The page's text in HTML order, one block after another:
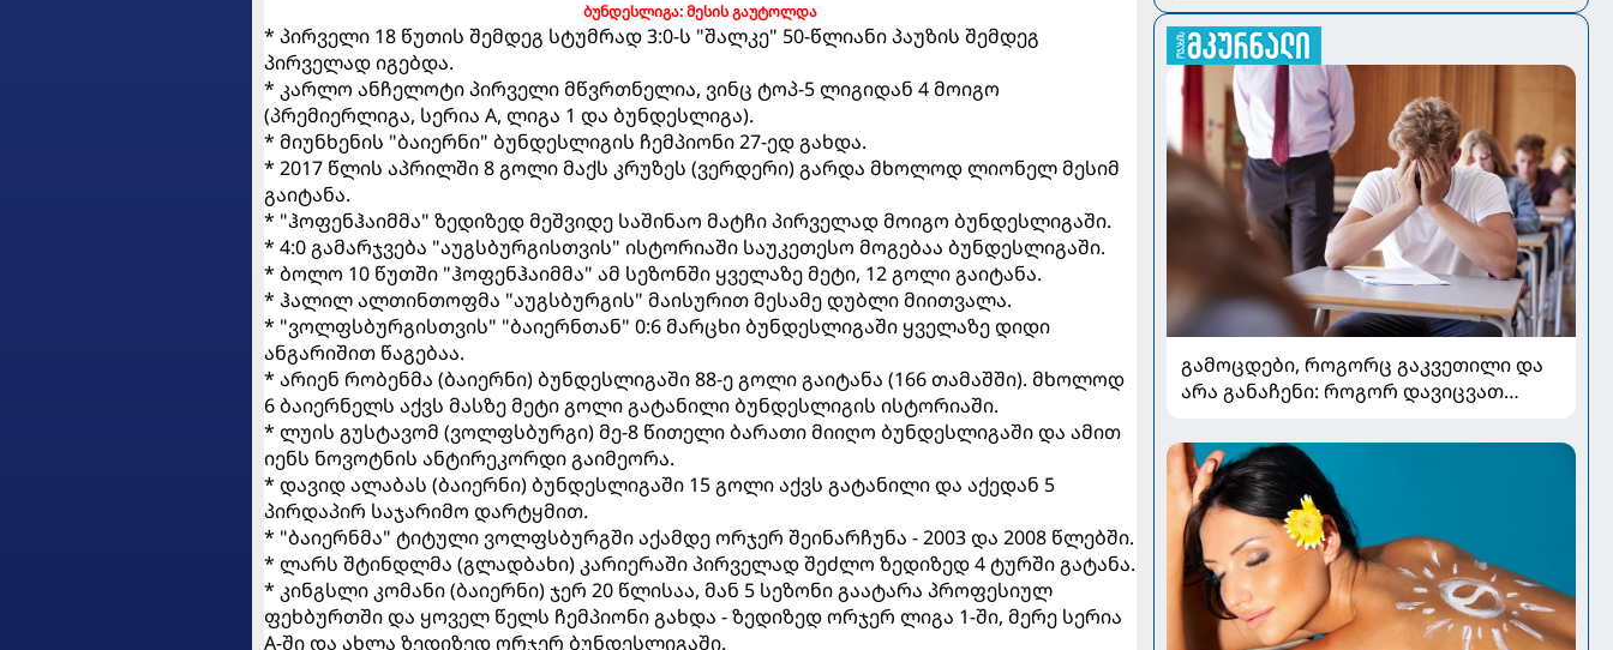
ბუნდესლიგა: მესის გაუტოლდა
* პირველი 18 წუთის შემდეგ სტუმრად 3:0-ს "შალკე" 50-წლიანი პაუზის შემდეგ
პირველად იგებდა.
* კარლო ანჩელოტი პირველი მწვრთნელია, ვინც ტოპ-5 ლიგიდან 4 მოიგო
(პრემიერლიგა, სერია A, ლიგა 1 და ბუნდესლიგა).
* მიუნხენის "ბაიერნი" ბუნდესლიგის ჩემპიონი 27-ედ გახდა.
* 2017 წლის აპრილში 8 გოლი მაქს კრუზეს (ვერდერი) გარდა მხოლოდ ლიონელ მესიმ
გაიტანა.
* "ჰოფენჰაიმმა" ზედიზედ მეშვიდე საშინაო მატჩი პირველად მოიგო ბუნდესლიგაში.
* 4:0 გამარჯვება "აუგსბურგისთვის" ისტორიაში საუკეთესო მოგებაა ბუნდესლიგაში.
* ბოლო 10 წუთში "ჰოფენჰაიმმა" ამ სეზონში ყველაზე მეტი, 12 გოლი გაიტანა.
* ჰალილ ალთინთოფმა "აუგსბურგის" მაისურით მესამე დუბლი მიითვალა.
* "ვოლფსბურგისთვის" "ბაიერნთან" 0:6 მარცხი ბუნდესლიგაში ყველაზე დიდი
ანგარიშით წაგებაა.
* არიენ რობენმა (ბაიერნი) ბუნდესლიგაში 88-ე გოლი გაიტანა (166 თამაშში). მხოლოდ
6 ბაიერნელს აქვს მასზე მეტი გოლი გატანილი ბუნდესლიგის ისტორიაში.
* ლუის გუსტავომ (ვოლფსბურგი) მე-8 წითელი ბარათი მიიღო ბუნდესლიგაში და ამით
იენს ნოვოტნის ანტირეკორდი გაიმეორა.
* დავიდ ალაბას (ბაიერნი) ბუნდესლიგაში 15 გოლი აქვს გატანილი და აქედან 5
პირდაპირ საჯარიმო დარტყმით.
* "ბაიერნმა" ტიტული ვოლფსბურგში აქამდე ორჯერ შეინარჩუნა - 2003 და 2008 წლებში.
* ლარს შტინდლმა (გლადბახი) კარიერაში პირველად შეძლო ზედიზედ 4 ტურში გატანა.
* კინგსლი კომანი (ბაიერნი) ჯერ 20 წლისაა, მან 5 სეზონი გაატარა პროფესიულ
ფეხბურთში და ყოველ წელს ჩემპიონი გახდა - ზედიზედ ორჯერ ლიგა 1-ში, მერე სერია
A-ში და ახლა ზედიზედ ორჯერ ბუნდესლიგაში.
მნიშვნელოვანია“
გამოცდები, როგორც გაკვეთილი და
არა განაჩენი: როგორ დავიცვათ
მომავალი